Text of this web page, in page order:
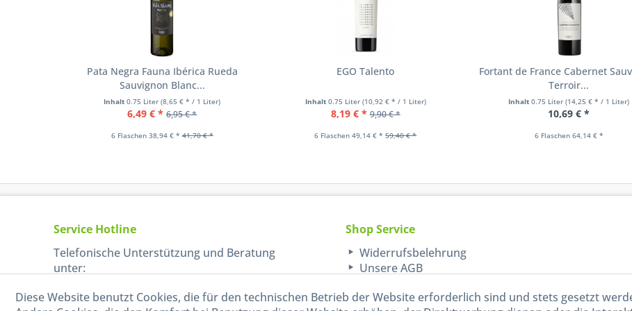
Pata Negra Fauna Ibérica Rueda
Sauvignon Blanc...
Inhalt0.75 Liter(8,65 € * / 1 Liter)
6,49 € * 6,95 € *
6 Flaschen 38,94 € * 41,70 € *
EGO Talento
Inhalt 0.75 Liter (10,92 € * / 1 Liter)
8,19 € * 9,90 € *
6 Flaschen 49,14 € * 59,40 € *
Fortant de France Cabernet
Terroir...
Inhalt0.75 Liter(14,25 € * / 1 Liter)
10,69 € *
6 Flaschen 64,14 € *
Service Hotline
Telefonische Unterstützung und Beratung
unter:
040-880 99 770
Shop Service
Widerrufsbelehrung
Unsere AGB
Diese Website benutzt Cookies, die für den technischen Betrieb der Website erforderlich sind und stets gesetzt